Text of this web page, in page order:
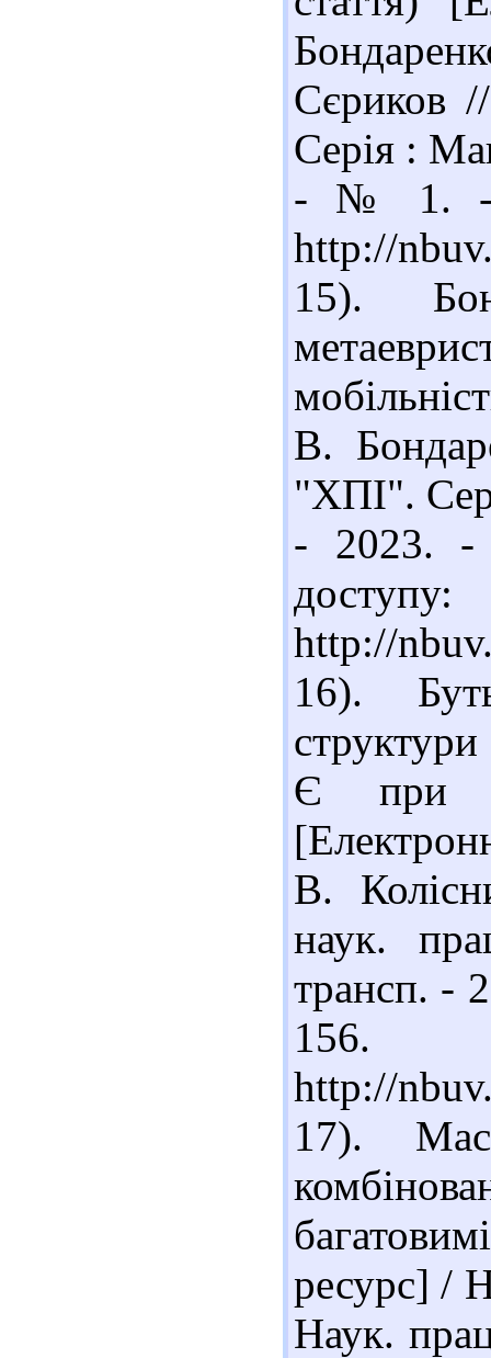
Сєриков
Серія :
- № 1. -
http://
15).
В.
"ХПІ".
- 2023.
доступу:
http://
16).
Є при
В.
наук.
трансп. -
156.
http://
17).
ресурс] /
Наук.